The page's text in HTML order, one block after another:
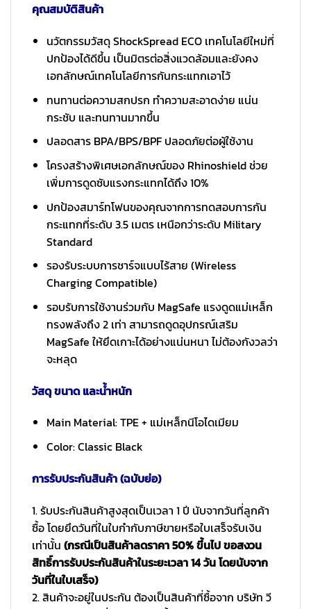
คุณสมบัติสินค้า
นวัตกรรมวัสดุ ShockSpread ECO เทคโนโลยีใหม่ที่
ปกป้องได้ดีขึ้น เป็นมิตรต่อสิ่งแวดล้อมและยังคง
เอกลักษณ์เทคโนโลยีการกันกระแทกเอาไว้
ทนทานต่อความสกปรก ทำความสะอาดง่าย แน่น
กระชับ และทนทานมากขึ้น
ปลอดสาร BPA/BPS/BPF ปลอดภัยต่อผู้ใช้งาน
โครงสร้างพิเศษเอกลักษณ์ของ Rhinoshield ช่วย
เพิ่มการดูดซับแรงกระแทกได้ถึง 10%
ปกป้องสมาร์ทโฟนของคุณจากการทดสอบการกัน
กระแทกที่ระดับ 3.5 เมตร เหนือกว่าระดับ Military
Standard
รองรับระบบการชาร์จแบบไร้สาย (Wireless
Charging Compatible)
รอบรับการใช้งานร่วมกับ MagSafe แรงดูดแม่เหล็ก
ทรงพลังถึง 2 เท่า สามารถดูดอุปกรณ์เสริม
MagSafe ให้ยึดเกาะได้อย่างแน่นหนา ไม่ต้องกังวลว่า
จะหลุด
วัสดุ ขนาด และน้ำหนัก
Main Material: TPE + แม่เหล็กนีโอไดเมียม
Color: Classic Black
การรับประกันสินค้า (ฉบับย่อ)
1. รับประกันสินค้าสูงสุดเป็นเวลา 1 ปี นับจากวันที่ลูกค้า
ซื้อ โดยยึดวันที่ในใบกำกับภาษีขายหรือใบเสร็จรับเงิน
เท่านั้น (กรณีเป็นสินค้าลดราคา 50% ขึ้นไป ขอสงวน
สิทธิ์การรับประกันสินค้าในระยะเวลา 14 วัน โดยนับจาก
วันที่ในใบเสร็จ)
2. สินค้าจะอยู่ในประกัน ต้องเป็นสินค้าที่ซื้อจาก บริษัท วี